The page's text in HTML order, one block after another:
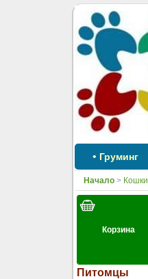
• Груминг
Начало> Кошки
Питомцы